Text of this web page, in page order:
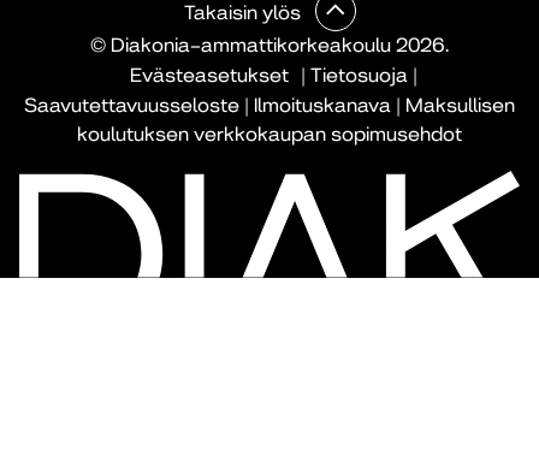
© Diakonia–ammattikorkeakoulu 2026.
Evästeasetukset
| Tietosuoja|
Saavutettavuusseloste | Ilmoituskanava | Maksullisen
koulutuksen verkkokaupan sopimusehdot
Takaisin ylös